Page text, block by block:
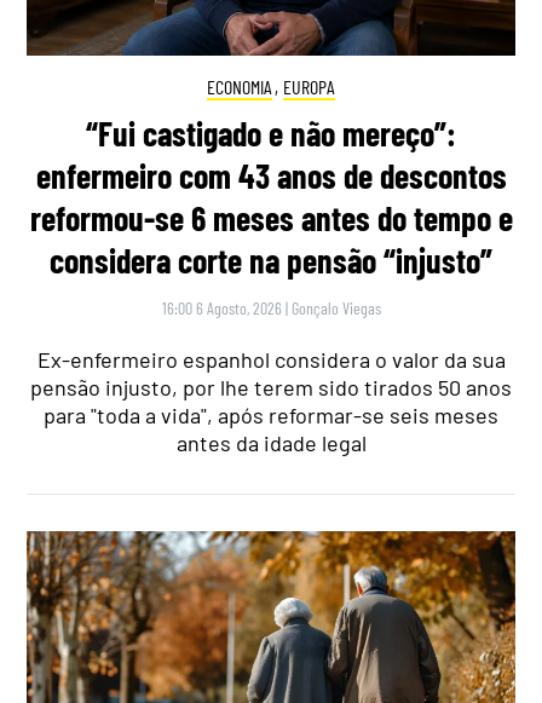
ECONOMIA , EUROPA
“Fui castigado e não mereço”:
enfermeiro com 43 anos de descontos
reformou-se 6 meses antes do tempo e
considera corte na pensão “injusto”
16:00 6 Agosto, 2026 | Gonçalo Viegas
Ex-enfermeiro espanhol considera o valor da sua
pensão injusto, por lhe terem sido tirados 50 anos
para "toda a vida", após reformar-se seis meses
antes da idade legal